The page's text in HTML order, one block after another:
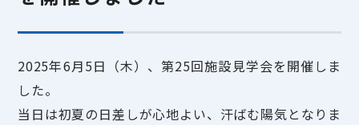
2025年6月5日（木）、第25回施設見学会を開催しま
した。
当日は初夏の日差しが心地よい、汗ばむ陽気となりま